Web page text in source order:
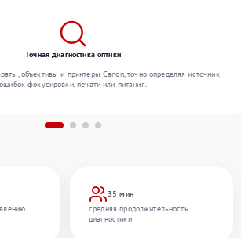
35 мин
средняя продолжительность
диагностики
Точная диагностика оптики
объективы и принтеры Canon, точно определяя источник
ошибок фокусировки, печати или питания.